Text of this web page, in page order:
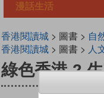
漫話生活
香港閱讀城> 圖書 > 自
香港閱讀城> 圖書 > 人
綠色香港 2